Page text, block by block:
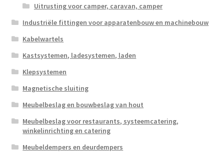
Uitrusting voor camper, caravan, camper
Industriële fittingen voor apparatenbouw en machinebouw
Kabelwartels
Kastsystemen, ladesystemen, laden
Klepsystemen
Magnetische sluiting
Meubelbeslag en bouwbeslag van hout
Meubelbeslag voor restaurants, systeemcatering,
winkelinrichting en catering
Meubeldempers en deurdempers